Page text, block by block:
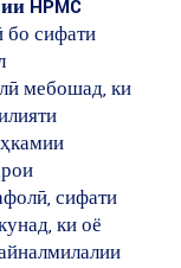
HPMC
бо сифати
мебошад, ки
сифати
ки оё